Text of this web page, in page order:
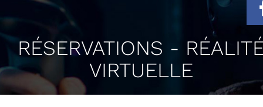
RÉSERVATIONS -
VIRTUELLE